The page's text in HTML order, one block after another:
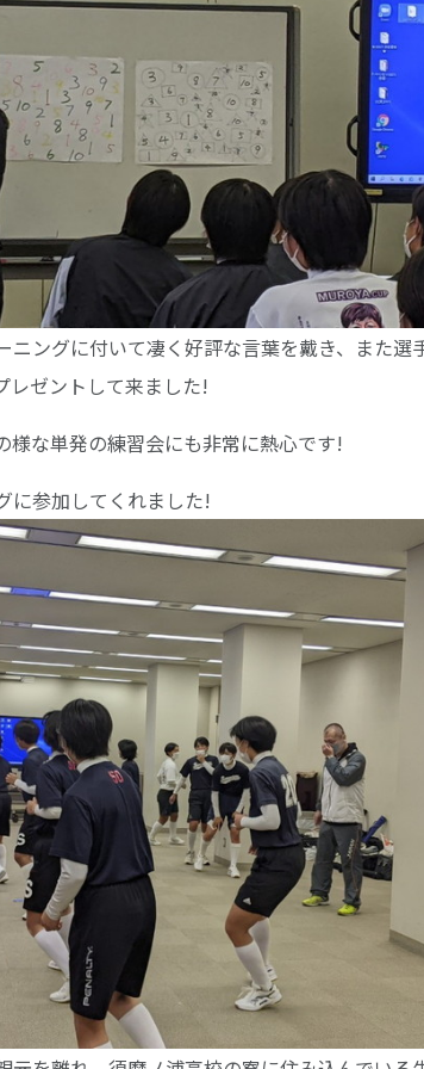
ングに付いて凄く好評な言葉を戴き、また選
レゼントして来ました!
な単発の練習会にも非常に熱心です!
に参加してくれました!